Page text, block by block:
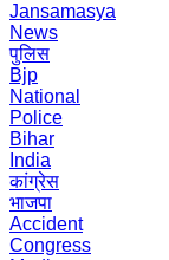
Jansamasya
News
पुलिस
Bjp
National
Police
Bihar
India
कांग्रेस
भाजपा
Accident
Congress